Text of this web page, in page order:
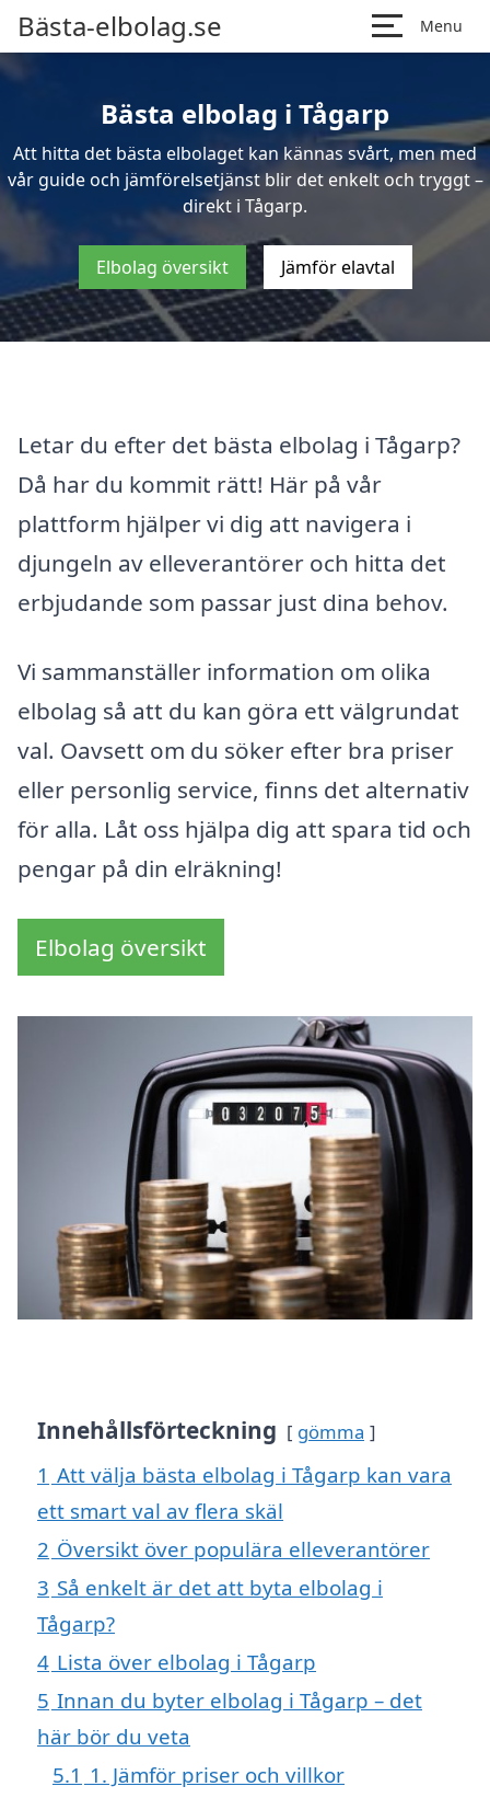
Bästa-elbolag.se Menu
Bästa elbolag i Tågarp
Att hitta det bästa elbolaget kan kännas svårt, men med
vår guide och jämförelsetjänst blir det enkelt och tryggt –
direkt i Tågarp.
Elbolag översikt Jämför elavtal
Letar du efter det bästa elbolag i Tågarp?
Då har du kommit rätt! Här på vår
plattform hjälper vi dig att navigera i
djungeln av elleverantörer och hitta det
erbjudande som passar just dina behov.
Vi sammanställer information om olika
elbolag så att du kan göra ett välgrundat
val. Oavsett om du söker efter bra priser
eller personlig service, finns det alternativ
för alla. Låt oss hjälpa dig att spara tid och
pengar på din elräkning!
Elbolag översikt
Innehållsförteckning gömma
1 Att välja bästa elbolag i Tågarp kan vara
ett smart val av flera skäl
2 Översikt över populära elleverantörer
3 Så enkelt är det att byta elbolag i
Tågarp?
4 Lista över elbolag i Tågarp
5 Innan du byter elbolag i Tågarp – det
här bör du veta
5.1 1. Jämför priser och villkor